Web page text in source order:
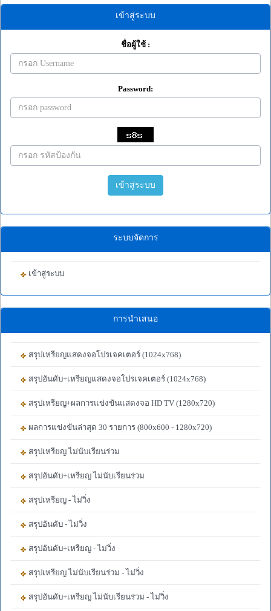
เข้าสู่ระบบ
ชื่อผู้ใช้ :
Password:
เข้าสู่ระบบ
ระบบจัดการ
เข้าสู่ระบบ
การนำเสนอ
สรุปเหรียญแสดงจอโปรเจคเตอร์ (1024x768)
สรุปอันดับ+เหรียญแสดงจอโปรเจคเตอร์ (1024x768)
สรุปเหรียญ+ผลการแข่งขันแสดงจอ HD TV (1280x720)
ผลการแข่งขันล่าสุด 30 รายการ (800x600 - 1280x720)
สรุปเหรียญ ไม่นับเรียนร่วม
สรุปอันดับ+เหรียญ ไม่นับเรียนร่วม
สรุปเหรียญ - ไม่วิ่ง
สรุปอันดับ - ไม่วิ่ง
สรุปอันดับ+เหรียญ - ไม่วิ่ง
สรุปเหรียญ ไม่นับเรียนร่วม - ไม่วิ่ง
สรุปอันดับ+เหรียญ ไม่นับเรียนร่วม - ไม่วิ่ง